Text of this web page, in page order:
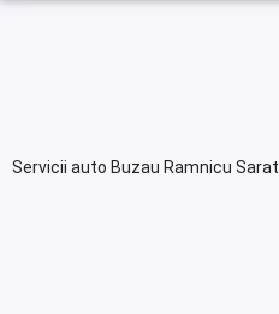
Servicii auto Buzau Ramnicu Sarat